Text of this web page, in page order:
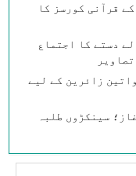
قرآنی کورسز کا
دستے کا اجتماع
زائرین کے لیے
سینکڑوں طلبہ